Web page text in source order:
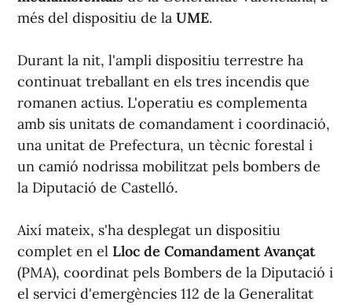
més del dispositiu de la UME.
Durant la nit, l'ampli dispositiu terrestre ha
continuat treballant en els tres incendis que
romanen actius. L'operatiu es complementa
amb sis unitats de comandament i coordinació,
una unitat de Prefectura, un tècnic forestal i
un camió nodrissa mobilitzat pels bombers de
la Diputació de Castelló.
Així mateix, s'ha desplegat un dispositiu
complet en el Lloc de Comandament Avançat
(PMA), coordinat pels Bombers de la Diputació i
el servici d'emergències 112 de la Generalitat